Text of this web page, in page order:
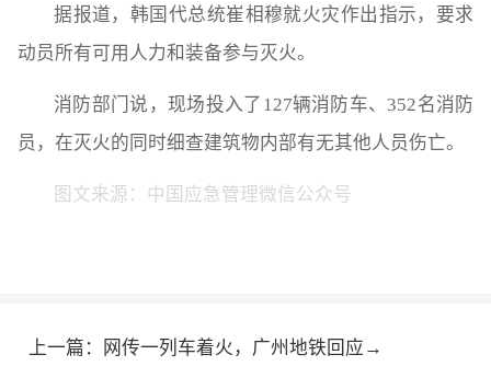
据报道，韩国代总统崔相穆就火灾作出指示，要求
动员所有可用人力和装备参与灭火。
消防部门说，现场投入了127辆消防车、352名消防
员，在灭火的同时细查建筑物内部有无其他人员伤亡。
图文来源：中国应急管理微信公众号
上一篇： 网传一列车着火，广州地铁回应→